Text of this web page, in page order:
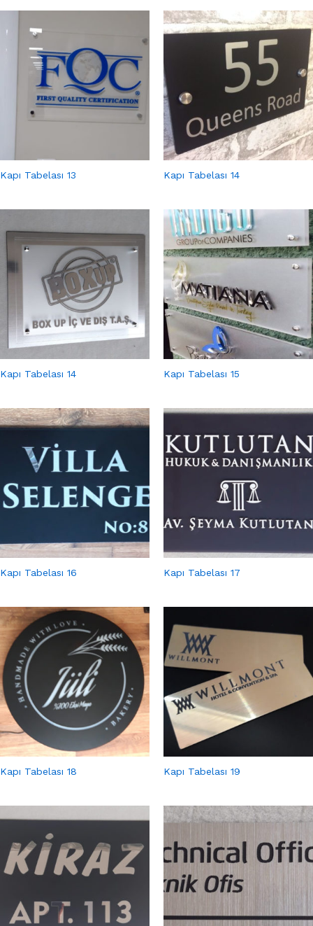
Kapı Tabelası 13 Kapı Tabelası 14
Kapı Tabelası 14 Kapı Tabelası 15
Kapı Tabelası 16 Kapı Tabelası 17
Kapı Tabelası 18 Kapı Tabelası 19